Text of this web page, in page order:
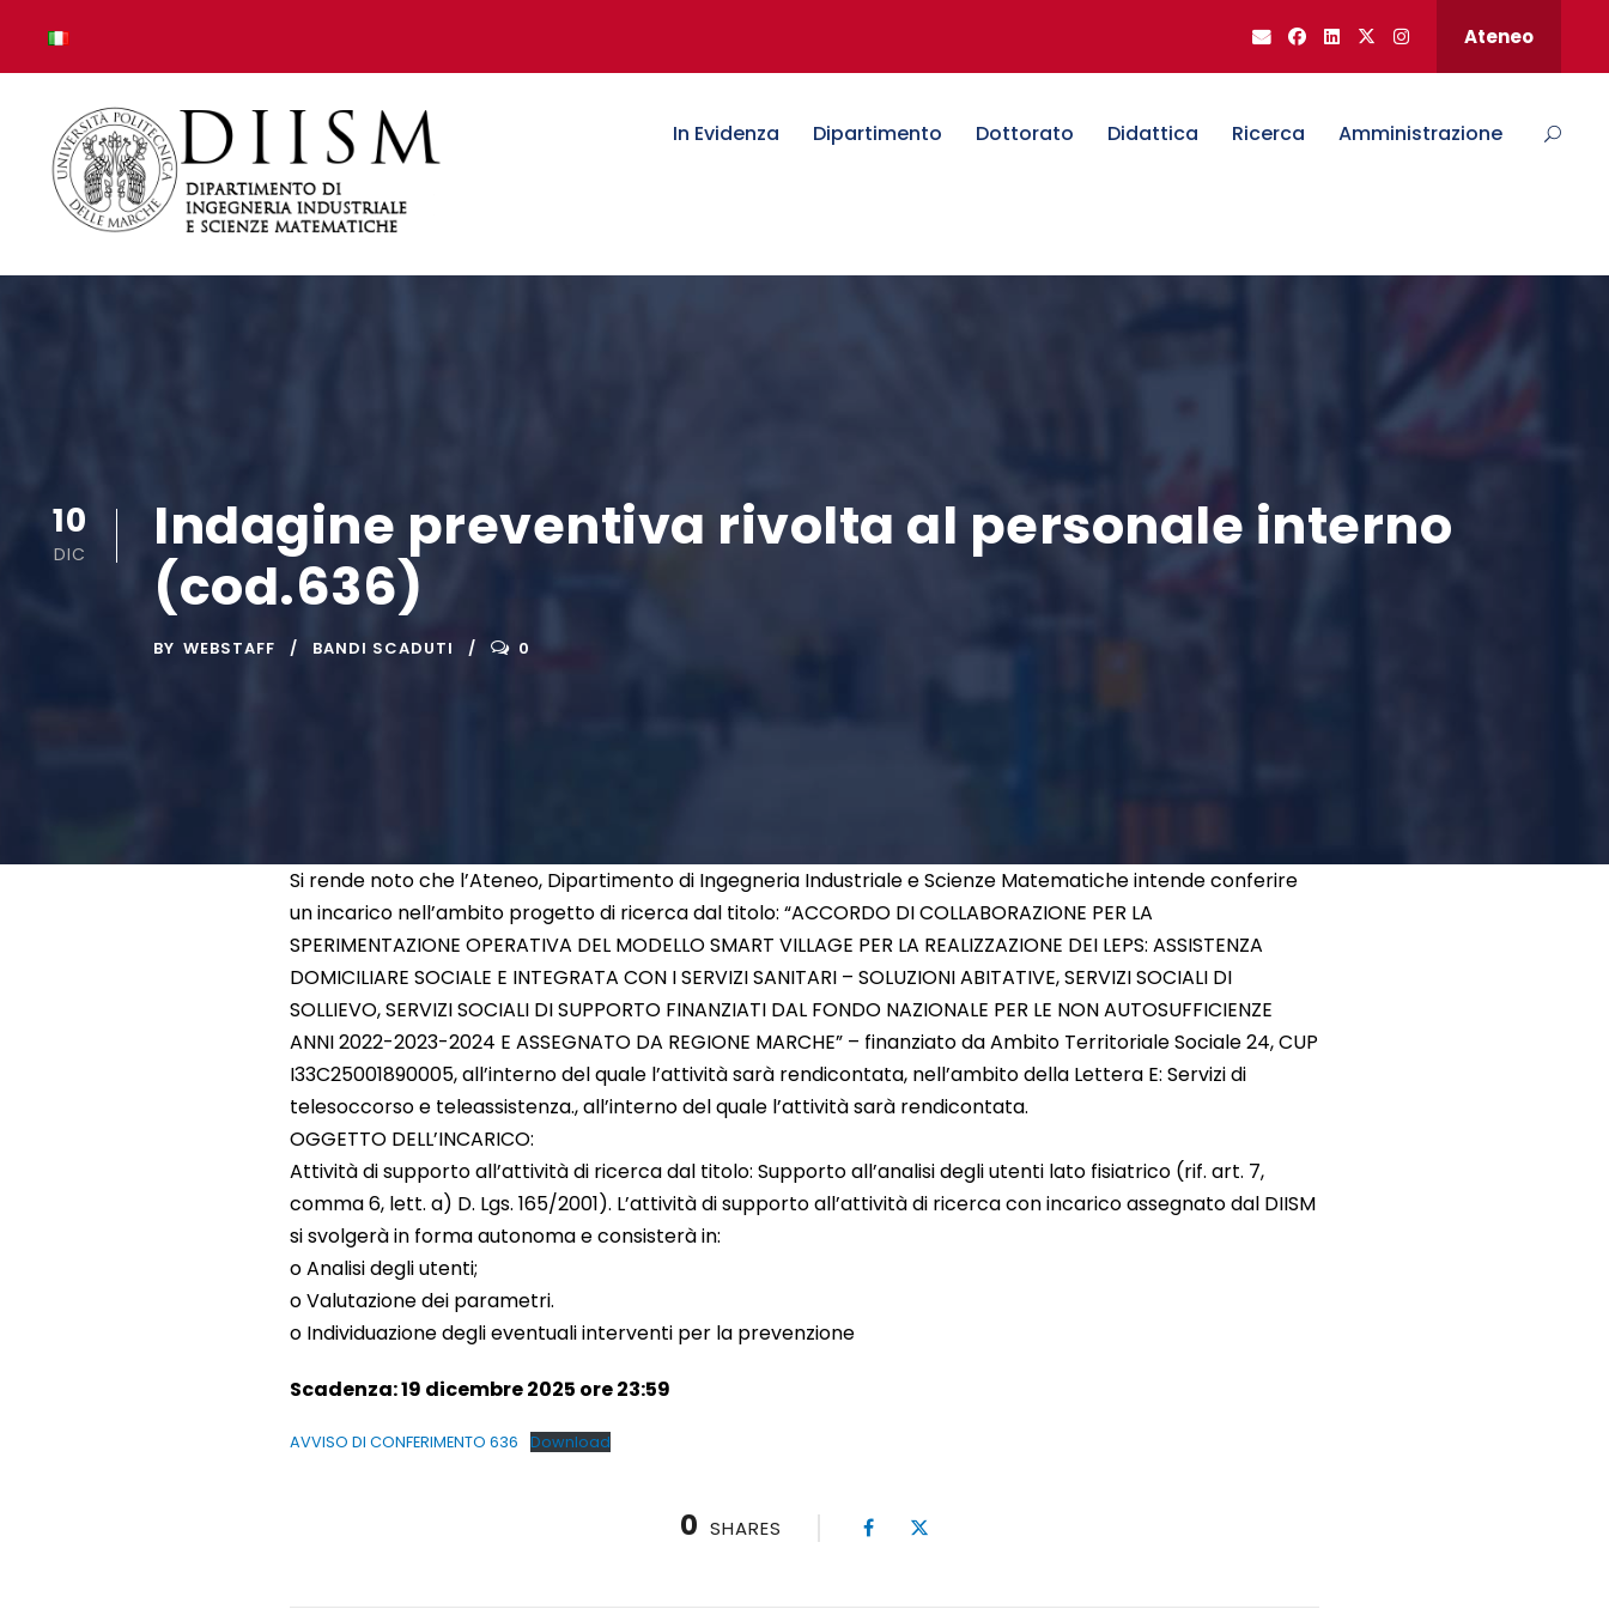
Ateneo
In Evidenza Dipartimento Dottorato Didattica Ricerca Amministrazione
10
DIC
Indagine preventiva rivolta al personale interno
(cod.636)
BY WEBSTAFF BANDI SCADUTI 0
Si rende noto che l’Ateneo, Dipartimento di Ingegneria Industriale e Scienze Matematiche intende conferire
un incarico nell’ambito progetto di ricerca dal titolo: “ACCORDO DI COLLABORAZIONE PER LA
SPERIMENTAZIONE OPERATIVA DEL MODELLO SMART VILLAGE PER LA REALIZZAZIONE DEI LEPS: ASSISTENZA
DOMICILIARE SOCIALE E INTEGRATA CON I SERVIZI SANITARI – SOLUZIONI ABITATIVE, SERVIZI SOCIALI DI
SOLLIEVO, SERVIZI SOCIALI DI SUPPORTO FINANZIATI DAL FONDO NAZIONALE PER LE NON AUTOSUFFICIENZE
ANNI 2022-2023-2024 E ASSEGNATO DA REGIONE MARCHE” – finanziato da Ambito Territoriale Sociale 24, CUP
I33C25001890005, all’interno del quale l’attività sarà rendicontata, nell’ambito della Lettera E: Servizi di
telesoccorso e teleassistenza., all’interno del quale l’attività sarà rendicontata.
OGGETTO DELL’INCARICO:
Attività di supporto all’attività di ricerca dal titolo: Supporto all’analisi degli utenti lato fisiatrico (rif. art. 7,
comma 6, lett. a) D. Lgs. 165/2001). L’attività di supporto all’attività di ricerca con incarico assegnato dal DIISM
si svolgerà in forma autonoma e consisterà in:
o Analisi degli utenti;
o Valutazione dei parametri.
o Individuazione degli eventuali interventi per la prevenzione
Scadenza: 19 dicembre 2025 ore 23:59
AVVISO DI CONFERIMENTO 636 Download
0 SHARES